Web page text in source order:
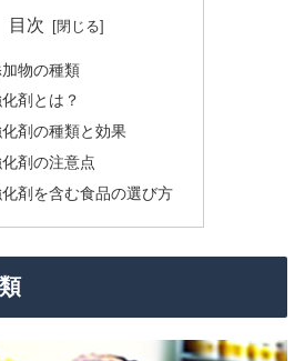
目次
物の種類
剤とは？
剤の種類と効果
剤の注意点
剤を含む食品の選び方